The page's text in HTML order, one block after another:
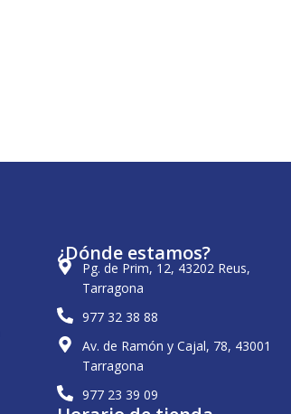
¿Dónde estamos?
Pg. de Prim, 12, 43202 Reus,
Tarragona
977 32 38 88
Av. de Ramón y Cajal, 78, 43001
Tarragona
977 23 39 09